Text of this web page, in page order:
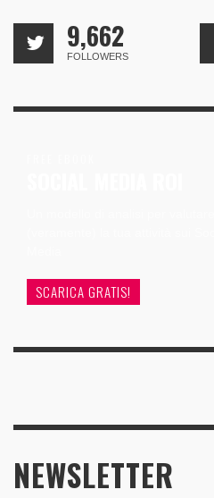
9,662
FOLLOWERS
SCARICA GRATIS!
NEWSLETTER